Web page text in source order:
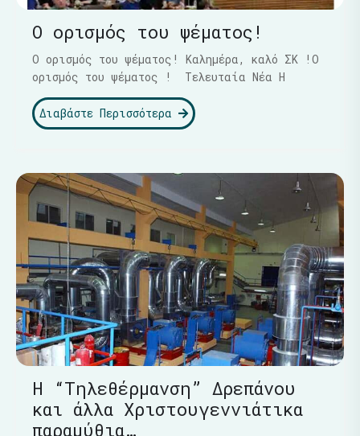
Ο ορισμός του ψέματος!
Ο ορισμός του ψέματος! Καλημέρα, καλό ΣΚ !Ο
ορισμός του ψέματος ! Τελευταία Νέα Η
Διαβάστε Περισσότερα
Η “Τηλεθέρμανση” Δρεπάνου
και άλλα Χριστουγεννιάτικα
παραμύθια…